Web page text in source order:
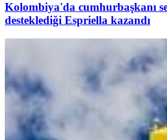
Kolombiya'da cumhurbaşkanı
desteklediği Espriella kazandı